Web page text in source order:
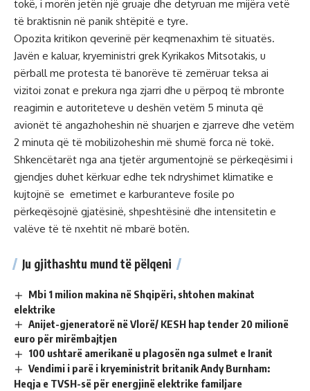
tokë, i morën jetën një gruaje dhe detyruan me mijëra vetë
të braktisnin në panik shtëpitë e tyre.
Opozita kritikon qeverinë për keqmenaxhim të situatës.
Javën e kaluar, kryeministri grek Kyrikakos Mitsotakis, u
përball me protesta të banorëve të zemëruar teksa ai
vizitoi zonat e prekura nga zjarri dhe u përpoq të mbronte
reagimin e autoriteteve u deshën vetëm 5 minuta që
avionët të angazhoheshin në shuarjen e zjarreve dhe vetëm
2 minuta që të mobilizoheshin më shumë forca në tokë.
Shkencëtarët nga ana tjetër argumentojnë se përkeqësimi i
gjendjes duhet kërkuar edhe tek ndryshimet klimatike e
kujtojnë se emetimet e karburanteve fosile po
përkeqësojnë gjatësinë, shpeshtësinë dhe intensitetin e
valëve të të nxehtit në mbarë botën.
Ju gjithashtu mund të pëlqeni
Mbi 1 milion makina në Shqipëri, shtohen makinat
elektrike
Anijet-gjeneratorë në Vlorë/ KESH hap tender 20 milionë
euro për mirëmbajtjen
100 ushtarë amerikanë u plagosën nga sulmet e Iranit
Vendimi i parë i kryeministrit britanik Andy Burnham:
Heqja e TVSH-së për energjinë elektrike familjare